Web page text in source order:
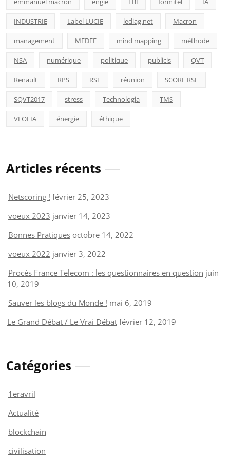
INDUSTRIE Label LUCIE lediag.net Macron
management MEDEF mind mapping méthode
NSA numérique politique publicis QVT
Renault RPS RSE réunion SCORE RSE
SQVT2017 stress Technologia TMS
VEOLIA énergie éthique
Articles récents
Netscoring ! février 25, 2023
voeux 2023 janvier 14, 2023
Bonnes Pratiques octobre 14, 2022
voeux 2022 janvier 3, 2022
Procès France Telecom : les questionnaires en question juin
10, 2019
Sauver les blogs du Monde ! mai 6, 2019
Le Grand Débat / Le Vrai Débat février 12, 2019
Catégories
1eravril
Actualité
blockchain
civilisation